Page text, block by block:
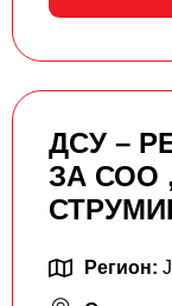
ДСУ –
ЗА СОО
Регион: